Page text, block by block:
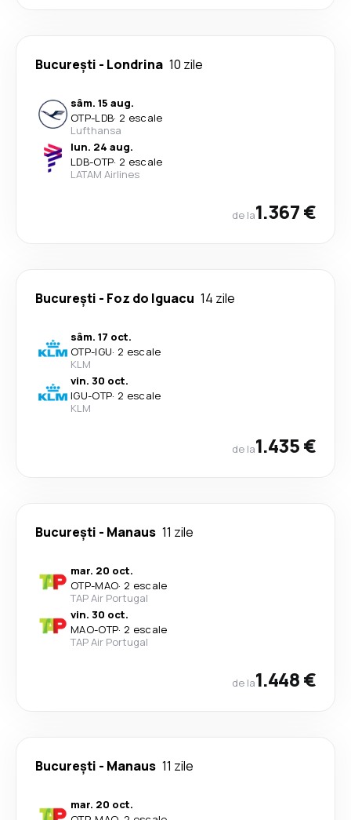
București - Londrina 10 zile
sâm. 15 aug.
OTP-LDB· 2 escale
Lufthansa
lun. 24 aug.
LDB-OTP· 2 escale
LATAM Airlines
de la1.367 €
București - Foz do Iguacu 14 zile
sâm. 17 oct.
OTP-IGU· 2 escale
KLM
vin. 30 oct.
IGU-OTP· 2 escale
KLM
de la1.435 €
București - Manaus 11 zile
mar. 20 oct.
OTP-MAO· 2 escale
TAP Air Portugal
vin. 30 oct.
MAO-OTP· 2 escale
TAP Air Portugal
de la1.448 €
București - Manaus 11 zile
mar. 20 oct.